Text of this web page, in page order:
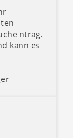
kann es